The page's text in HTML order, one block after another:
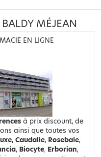
MÉJEAN
EN LIGNE
à prix discount, de
ainsi que toutes vos
, Caudalie, Rosebaie,
, Biocyte, Erborian,